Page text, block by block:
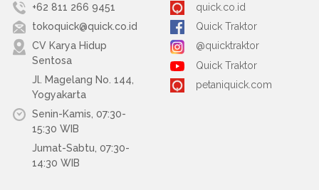
+62 811 266 9451
tokoquick@quick.co.id
CV Karya Hidup
Sentosa
Jl. Magelang No. 144,
Yogyakarta
Senin-Kamis, 07:30-
15:30 WIB
Jumat-Sabtu, 07:30-
14:30 WIB
quick.co.id
Quick Traktor
@quicktraktor
Quick Traktor
petaniquick.com